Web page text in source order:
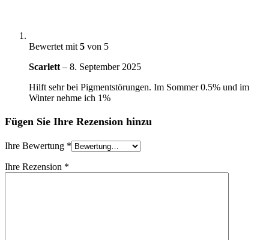
Bewertet mit 5 von 5
Scarlett – 8. September 2025
Hilft sehr bei Pigmentstörungen. Im Sommer 0.5% und im
Winter nehme ich 1%
Fügen Sie Ihre Rezension hinzu
Ihre Bewertung *
Ihre Rezension *